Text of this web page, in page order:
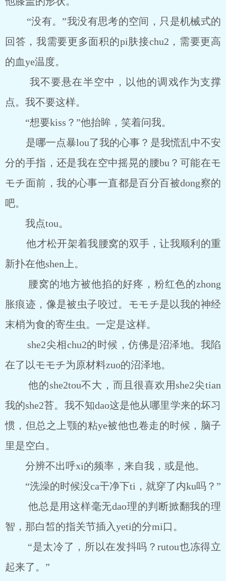
“没有。”我没有思考的空间，只是机械式的
回答，我需要更多面积的pi肤接chu2，需要更高
的血ye温度。
我不要悬在半空中，以他的调戏作为支撑
点。我不要这样。
“想要kiss？”他抬眸，笑着问我。
是哪一点暴lou了我的心事？是我慌乱中不安
分的手指，还是我在空中摇晃的腰bu？可能在モ
モチ面前，我的心事一直都是百分百被dong察的
吧。
我点tou。
他才松开架着我腰窝的双手，让我顺利的重
新扑在他shen上。
腰窝的地方被他掐的好疼，粉红色的zhong
胀痕迹，像是被虫子咬过。モモチ是以我的神经
末梢为食的寄生虫。一定是这样。
she2尖相chu2的时候，仿佛是沼泽地。我陷
在了以モモチ为原材料zuo的沼泽地。
他的she2tou不大，而且很喜欢用she2尖tian
我的she2苔。我不知dao这是他从哪里学来的坏习
惯，但总之上颚的粘ye被他也卷走的时候，脑子
里是空白。
分辨不出呼xi的频率，来自我，或是他。
“洗澡的时候没ca干净下ti，就穿了内ku吗？”
他总是用这样毫无dao理的判断掀翻我的理
智，那白皙的指关节插入yeti的分mi口。
“是太冷了，所以在发抖吗？rutou也冻得立
起来了。”